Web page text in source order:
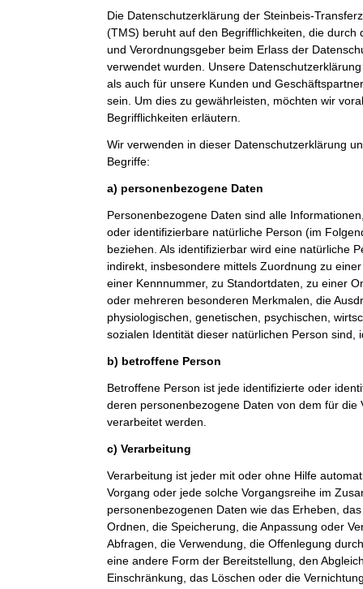
Die Datenschutzerklärung der Steinbeis-
(TMS) beruht auf den Begrifflichkeiten, die durch
und Verordnungsgeber beim Erlass der
verwendet wurden. Unsere
als auch für unsere Kunden und
sein. Um dies zu gewährleisten, möchten wir
Begrifflichkeiten erläutern.
Wir verwenden in dieser Datenschutzerklärung
Begriffe:
a) personenbezogene Daten
Personenbezogene Daten sind alle
oder identifizierbare natürliche Person (im
beziehen. Als identifizierbar wird eine natürliche
indirekt, insbesondere mittels Zuordnung zu
einer Kennnummer, zu Standortdaten, zu einer
oder mehreren besonderen Merkmalen, die
physiologischen, genetischen, psychischen,
sozialen Identität dieser natürlichen Person sind,
b) betroffene Person
Betroffene Person ist jede identifizierte oder
deren personenbezogene Daten von dem für die
verarbeitet werden.
c) Verarbeitung
Verarbeitung ist jeder mit oder ohne Hilfe
Vorgang oder jede solche Vorgangsreihe im
personenbezogenen Daten wie das Erheben,
Ordnen, die Speicherung, die Anpassung oder
Abfragen, die Verwendung, die Offenlegung
eine andere Form der Bereitstellung, den
Einschränkung, das Löschen oder die